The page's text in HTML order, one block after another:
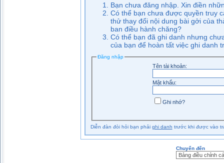
Bạn chưa đăng nhập. Xin điền
Có thể bạn chưa được quyền truy
thử thay đổi nội dung bài gởi của
ban điều hành chăng?
Có thể bạn đã ghi danh nhưng
của bạn để hoàn tất việc ghi danh
Ðăng nhập
Tên tài khoản:
Mật khẩu:
Ghi nhớ?
Diễn đàn đòi hỏi bạn phải ghi danh trước khi được vào
Chuyển đến